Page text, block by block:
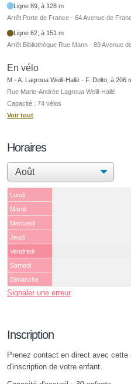
Ligne 89, à 128 m
Arrêt Porte de France - 64 Avenue de
Ligne 62, à 151 m
Arrêt Bibliothèque Rue Mann - 89 Avenue
En vélo
M.- A. Lagroua Weill-Hallé - F. Dolto, à 206
Rue Marie-Andrée Lagroua Weill-Hallé
Capacité : 74 vélos
Voir tout
Horaires
Lundi
Mardi
Mercredi
Jeudi
Vendredi
Samedi
Dimanche
Signaler une erreur
Inscription
Prenez contact en direct avec
d'inscription de votre enfant.